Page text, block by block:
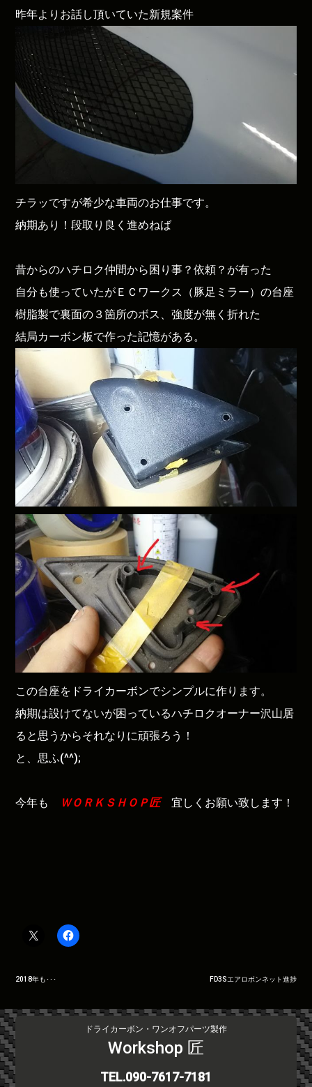
昨年よりお話し頂いていた新規案件
チラッですが希少な車両のお仕事です。
納期あり！段取り良く進めねば
昔からのハチロク仲間から困り事？依頼？が有った
自分も使っていたがＥＣワークス（豚足ミラー）の台座
樹脂製で裏面の３箇所のボス、強度が無く折れた
結局カーボン板で作った記憶がある。
この台座をドライカーボンでシンプルに作ります。
納期は設けてないが困っているハチロクオーナー沢山居
ると思うからそれなりに頑張ろう！
と、思ふ(^^);
今年も ＷＯＲＫＳＨＯＰ匠 宜しくお願い致します！
投
ナ
ビ
ゲ
ー
シ
2018年も･･･ FD3Sエアロボンネット進捗
ドライカーボン・ワンオフパーツ製作
Workshop 匠
TEL.090-7617-7181